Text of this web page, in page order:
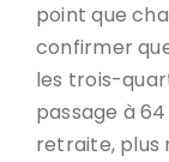
point que
confirmer
les trois-
passage à
retraite, plus